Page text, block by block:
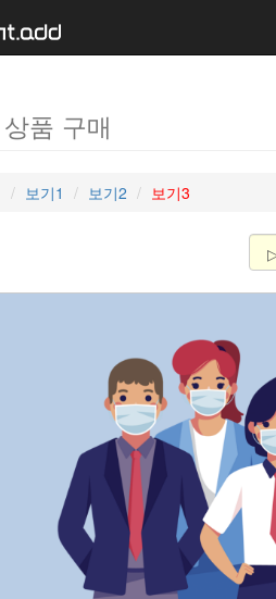
상품 구매
보기1 보기2 보기3